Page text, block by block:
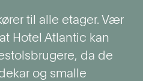
til alle etager. Vær
Hotel Atlantic kan
da de
og smalle